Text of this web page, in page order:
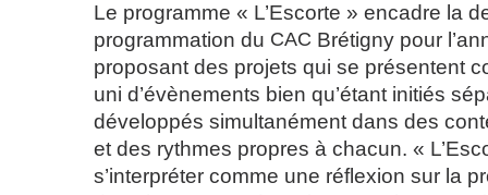
Le programme « L’Escorte » encadre la
programmation du CAC Brétigny pour
proposant des projets qui se présentent
uni d’évènements bien qu’étant initiés
développés simultanément dans des
et des rythmes propres à chacun. «
s’interpréter comme une réflexion sur la